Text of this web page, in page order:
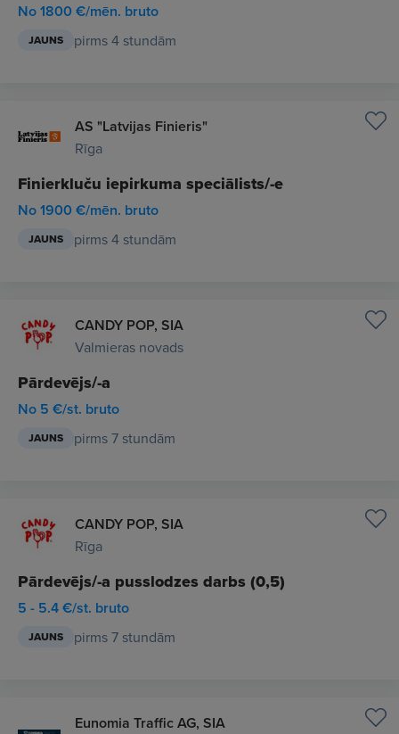
No 1800 €/mēn. bruto
JAUNS pirms 4 stundām
AS "Latvijas Finieris"
Rīga
Finierkluču iepirkuma speciālists/-e
No 1900 €/mēn. bruto
JAUNS pirms 4 stundām
CANDY POP, SIA
Valmieras novads
Pārdevējs/-a
No 5 €/st. bruto
JAUNS pirms 7 stundām
CANDY POP, SIA
Rīga
Pārdevējs/-a pusslodzes darbs (0,5)
5 - 5.4 €/st. bruto
JAUNS pirms 7 stundām
Eunomia Traffic AG, SIA